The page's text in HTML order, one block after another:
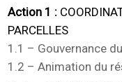
Action 1 :
PARCELLES
1.1 – Gouvernance
1.2 – Animation du